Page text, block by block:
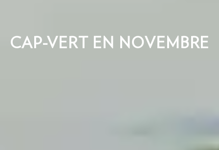
CAP-VERT EN NOVEMBRE